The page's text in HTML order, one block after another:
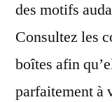
des motifs
Consultez les
boîtes afin
parfaitement à